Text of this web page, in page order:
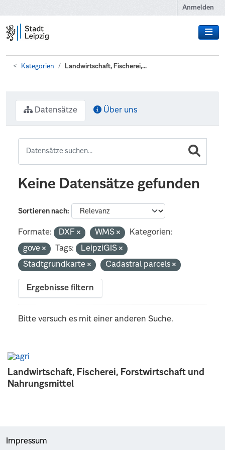
Anmelden
Kategorien Landwirtschaft, Fischerei,...
Landwirtschaft, Fischerei, Forstwirtschaft und
Nahrungsmittel
Datensätze Über uns
Keine Datensätze gefunden
Sortieren nach
Formate: DXF WMS
Kategorien:
gove
Tags:
LeipziGIS
Stadtgrundkarte
Cadastral parcels
Ergebnisse filtern
Bitte versuch es mit einer anderen Suche.
Impressum